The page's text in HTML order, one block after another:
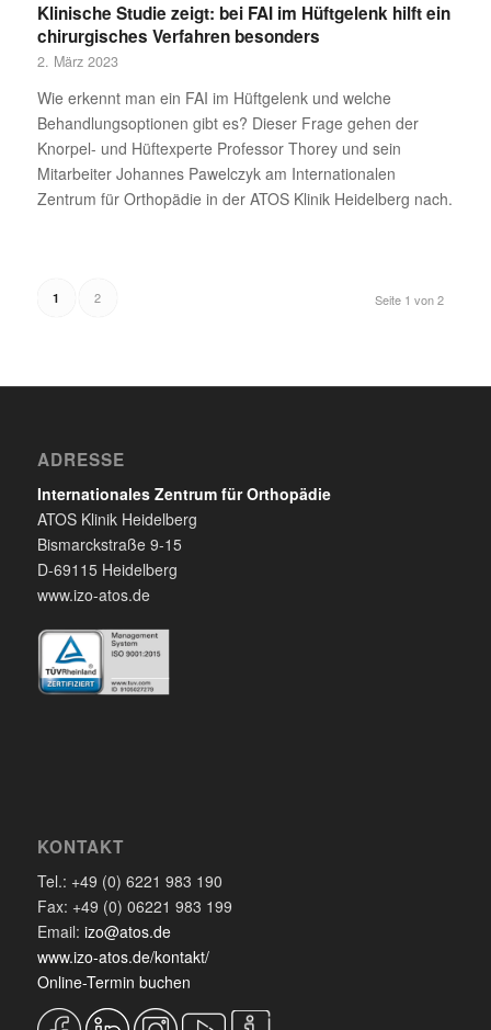
Klinische Studie zeigt: bei FAI im Hüftgelenk hilft ein
chirurgisches Verfahren besonders
2. März 2023
Wie erkennt man ein FAI im Hüftgelenk und welche
Behandlungsoptionen gibt es? Dieser Frage gehen der
Knorpel- und Hüftexperte Professor Thorey und sein
Mitarbeiter Johannes Pawelczyk am Internationalen
Zentrum für Orthopädie in der ATOS Klinik Heidelberg nach.
Seite 1 von 2
1 2
ADRESSE
Internationales Zentrum für Orthopädie
ATOS Klinik Heidelberg
Bismarckstraße 9-15
D-69115 Heidelberg
www.izo-atos.de
KONTAKT
Tel.: +49 (0) 6221 983 190
Fax: +49 (0) 06221 983 199
Email: izo@atos.de
www.izo-atos.de/kontakt/
Online-Termin buchen